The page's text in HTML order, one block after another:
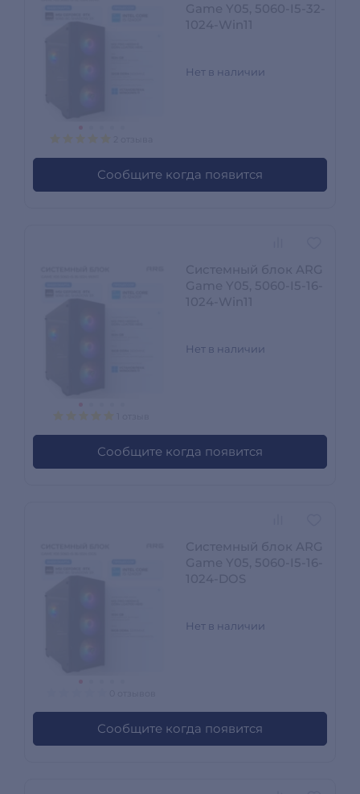
Нет в наличии
Сообщите когда появится
Нет в наличии
Сообщите когда появится
Нет в наличии
Сообщите когда появится